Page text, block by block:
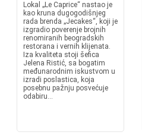
Lokal „Le Caprice“ nastao je
kao kruna dugogodišnjeg
rada brenda „Jecakes“, koji je
izgradio poverenje brojnih
renomiranih beogradskih
restorana i vernih klijenata.
Iza kvaliteta stoji šefica
Jelena Ristić, sa bogatim
međunarodnim iskustvom u
izradi poslastica, koja
posebnu pažnju posvećuje
odabiru...